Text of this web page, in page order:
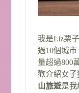
我是Liz栗
過10個城
量超過800
歡介紹女
山旅遊是我